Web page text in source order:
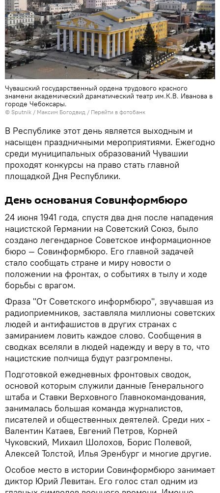
Чувашский государственный ордена трудового красного
знамени академический драматический театр им.К.В. Иванова в
городе Чебоксары.
© Sputnik / Максим Богодвид / Перейти в фотобанк
В Республике этот день является выходным и
насыщен праздничными мероприятиями. Ежегодно
среди муниципальных образований Чувашии
проходят конкурсы на право стать главной
площадкой Дня Республики.
День основания Совинформбюро
24 июня 1941 года, спустя два дня после нападения
нацистской Германии на Советский Союз, было
создано легендарное Советское информационное
бюро — Совинформбюро. Его главной задачей
стало сообщать стране и миру новости о
положении на фронтах, о событиях в тылу и ходе
борьбы с врагом.
Фраза "От Советского информбюро", звучавшая из
радиоприемников, заставляла миллионы советских
людей и антифашистов в других странах с
замиранием ловить каждое слово. Сообщения в
сводках вселяли в людей надежду и веру в то, что
нацистские полчища будут разгромлены.
Подготовкой ежедневных фронтовых сводок,
основой которым служили данные Генерального
штаба и Ставки Верховного Главнокомандования,
занималась большая команда журналистов,
писателей и общественных деятелей. Среди них -
Валентин Катаев, Евгений Петров, Корней
Чуковский, Михаил Шолохов, Борис Полевой,
Алексей Толстой, Илья Эренбург и многие другие.
Особое место в истории Совинформбюро занимает
диктор Юрий Левитан. Его голос стал одним из